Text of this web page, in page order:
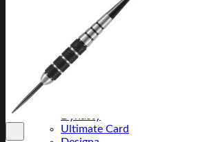
Robson
Slydart
Pentathlon
Caliburn
Eagle Darts
Ultimate Card